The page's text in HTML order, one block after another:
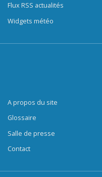
Flux RSS actualités
Widgets météo
A propos du site
Glossaire
Salle de presse
Contact